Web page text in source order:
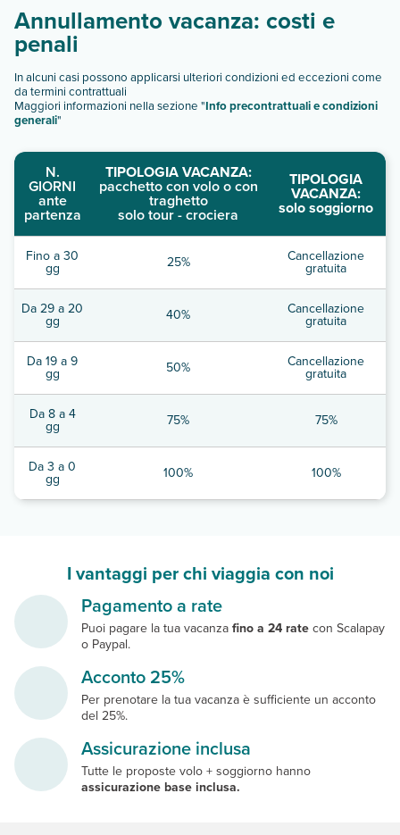
Annullamento vacanza: costi e
penali
In alcuni casi possono applicarsi ulteriori condizioni ed eccezioni come
da termini contrattuali
Maggiori informazioni nella sezione "Info precontrattuali e condizioni
generali"
N.
GIORNI
ante
partenza
TIPOLOGIA VACANZA:
pacchetto con volo o con
traghetto
solo tour - crociera
TIPOLOGIA
VACANZA:
solo soggiorno
Fino a 30
gg 25% Cancellazione
gratuita
Da 29 a 20
gg 40% Cancellazione
gratuita
Da 19 a 9
gg 50% Cancellazione
gratuita
Da 8 a 4
gg 75% 75%
Da 3 a 0
gg 100% 100%
I vantaggi per chi viaggia con noi
Pagamento a rate
Puoi pagare la tua vacanzafino a 24 ratecon Scalapay
o Paypal.
Acconto 25%
Per prenotare la tua vacanza è sufficiente un acconto
del 25%.
Assicurazione inclusa
Tutte le proposte volo + soggiorno hanno
assicurazione base inclusa.